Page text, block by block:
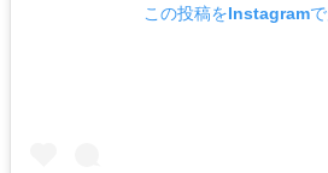
この投稿をInstagramで